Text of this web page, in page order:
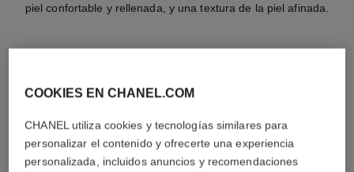
piel confortable y rellenada, y una textura de la piel afinada.
COOKIES EN CHANEL.COM
CHANEL utiliza cookies y tecnologías similares para
personalizar el contenido y ofrecerte una experiencia
personalizada, incluidos anuncios y recomendaciones